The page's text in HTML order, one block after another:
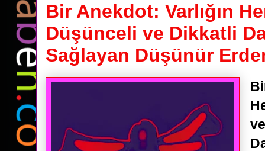
Bir Anekdot: Varlığın
Düşünceli ve Dikkatli
Sağlayan Düşünür